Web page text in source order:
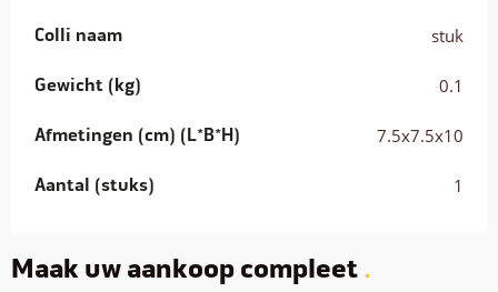
Colli naam stuk
Gewicht (kg) 0.1
Afmetingen (cm) (L*B*H) 7.5x7.5x10
Aantal (stuks) 1
Maak uw aankoop compleet